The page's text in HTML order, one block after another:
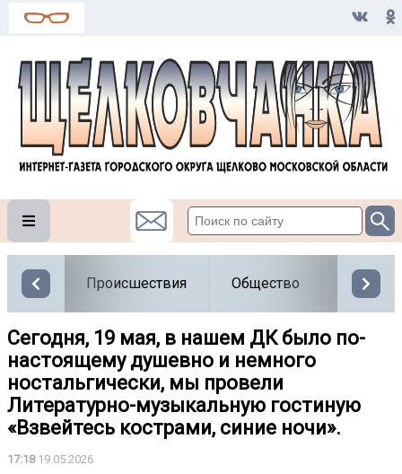
Происшествия Общество Власть
Сегодня, 19 мая, в нашем ДК было по-
настоящему душевно и немного
ностальгически, мы провели
Литературно-музыкальную гостиную
«Взвейтесь кострами, синие ночи».
17:1819.05.2026